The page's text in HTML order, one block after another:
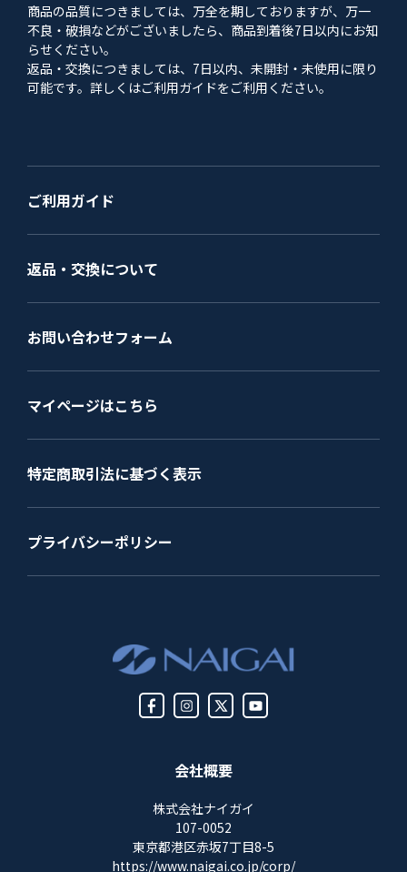
会社概要
株式会社ナイガイ
107-0052
東京都港区赤坂7丁目8-5
https://www.naigai.co.jp/corp/
商品の品質につきましては、万全を期しておりますが、万一
不良・破損などがございましたら、商品到着後7日以内にお知
らせください。
返品・交換につきましては、7日以内、未開封・未使用に限り
可能です。詳しくはご利用ガイドをご利用ください。
ご利用ガイド
返品・交換について
お問い合わせフォーム
マイページはこちら
特定商取引法に基づく表示
プライバシーポリシー